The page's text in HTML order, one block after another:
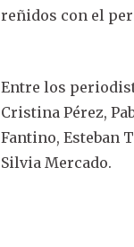
reñidos con el
Entre los
Cristina Pérez,
Fantino, Esteban
Silvia Mercado.